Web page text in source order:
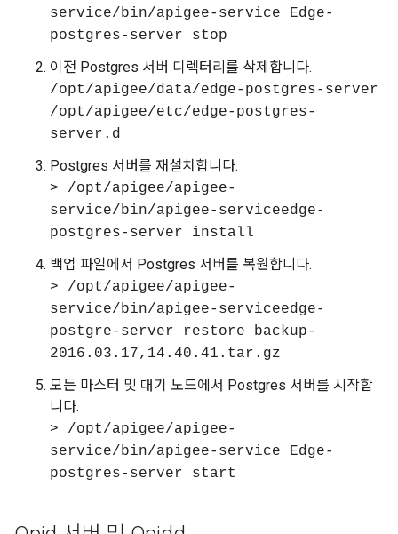
service/bin/apigee-service Edge-
postgres-server stop
이전 Postgres 서버 디렉터리를 삭제합니다.
/opt/apigee/data/edge-postgres-server
/opt/apigee/etc/edge-postgres-
server.d
Postgres 서버를 재설치합니다.
> /opt/apigee/apigee-
service/bin/apigee-serviceedge-
postgres-server install
백업 파일에서 Postgres 서버를 복원합니다.
> /opt/apigee/apigee-
service/bin/apigee-serviceedge-
postgre-server restore backup-
2016.03.17,14.40.41.tar.gz
모든 마스터 및 대기 노드에서 Postgres 서버를 시작합
니다.
> /opt/apigee/apigee-
service/bin/apigee-service Edge-
postgres-server start